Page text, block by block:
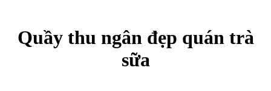
Quầy thu ngân đẹp quán trà
sữa